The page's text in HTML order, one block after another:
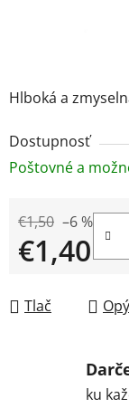
Hlboká a
Dostupnosť
Poštovné a
€1,50 –6 %
€1,40
Tlač
ku